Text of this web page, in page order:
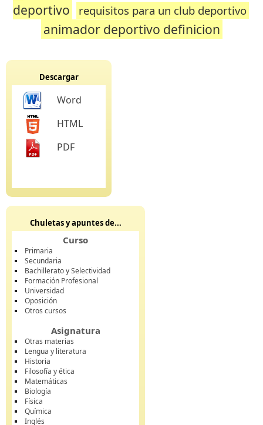
deportivo
requisitos para un club deportivo
animador deportivo definicion
Descargar
Word
HTML
PDF
Chuletas y apuntes de...
Curso
Primaria
Secundaria
Bachillerato y Selectividad
Formación Profesional
Universidad
Oposición
Otros cursos
Asignatura
Otras materias
Lengua y literatura
Historia
Filosofía y ética
Matemáticas
Biología
Física
Química
Inglés